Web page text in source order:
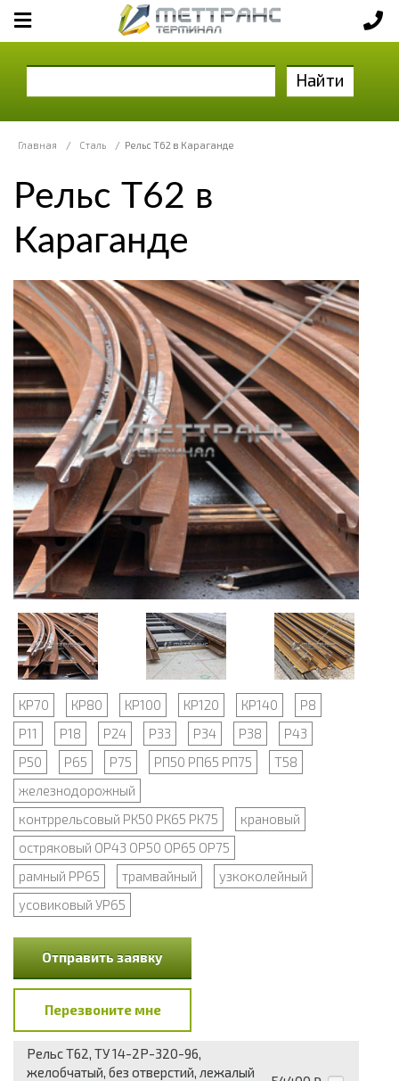
Найти
Главная / Сталь / Рельс Т62 в Караганде
Рельс Т62 в
Караганде
КР70 КР80 КР100 КР120 КР140
Р8
Р11
Р18 Р24 Р33 Р34 Р38
Р43
Р50
Р65 Р75 РП50 РП65 РП75
Т58
железнодорожный
контррельсовый РК50 РК65 РК75
крановый
остряковый ОР43 ОР50 ОР65 ОР75
рамный РР65
трамвайный
узкоколейный
усовиковый УР65
Отправить заявку
Перезвоните мне
Рельс Т62, ТУ 14-2Р-320-96,
желобчатый, без отверстий, лежалый